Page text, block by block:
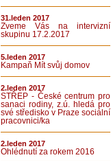
31.leden 2017
Zveme Vás na intervizní
skupinu 17.2.2017
5.leden 2017
Kampaň Mít svůj domov
2.leden 2017
STŘEP - České centrum pro
sanaci rodiny, z.ú. hledá pro
své středisko v Praze sociální
pracovnici/ka
2.leden 2017
Ohlédnutí za rokem 2016